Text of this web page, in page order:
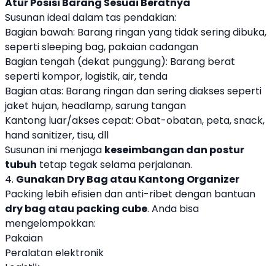
Susunan ideal dalam tas pendakian:
Bagian bawah: Barang ringan yang tidak sering dibuka,
seperti sleeping bag, pakaian cadangan
Bagian tengah (dekat punggung): Barang berat
seperti kompor, logistik, air, tenda
Bagian atas: Barang ringan dan sering diakses seperti
jaket hujan, headlamp, sarung tangan
Kantong luar/akses cepat: Obat-obatan, peta, snack,
hand sanitizer, tisu, dll
Susunan ini menjaga keseimbangan dan postur
tubuh tetap tegak selama perjalanan.
4. Gunakan Dry Bag atau Kantong Organizer
Packing lebih efisien dan anti-ribet dengan bantuan
dry bag atau packing cube. Anda bisa
mengelompokkan:
Pakaian
Peralatan elektronik